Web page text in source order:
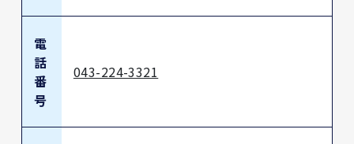
電
話
番
号
043-224-3321